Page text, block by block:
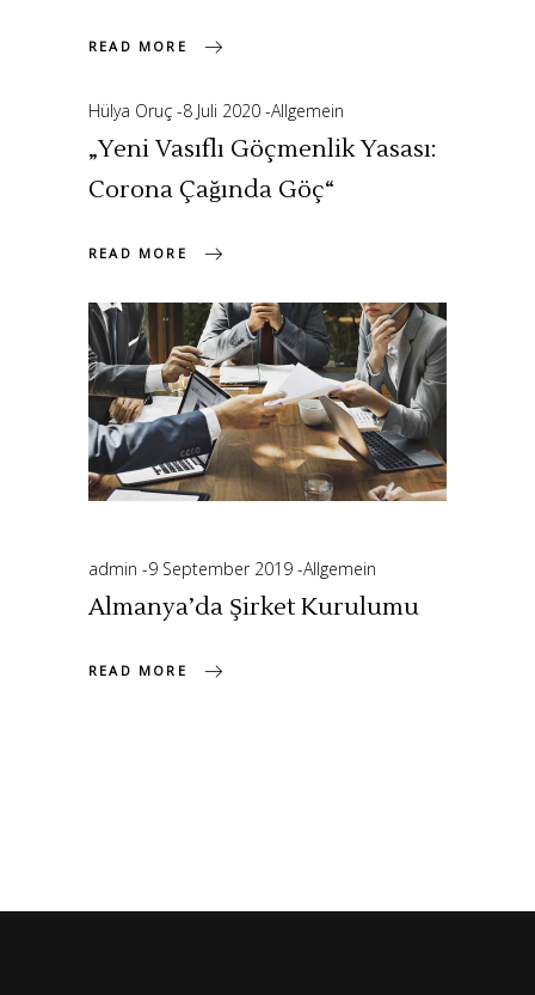
READ MORE
Hülya Oruç 8 Juli 2020 Allgemein
„Yeni Vasıflı Göçmenlik Yasası:
Corona Çağında Göç“
READ MORE
admin 9 September 2019 Allgemein
Almanya’da Şirket Kurulumu
READ MORE